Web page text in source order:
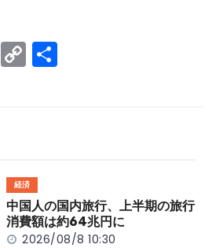
W
e
C
o
n
k
経済
中国人の国内旅行、上半期の旅行
消費額は約64兆円に
2026/08/8 10:30